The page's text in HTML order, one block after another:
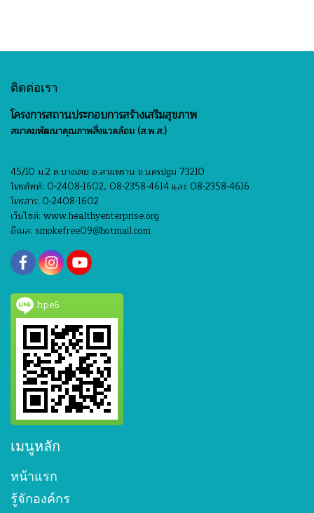
ติดต่อเรา
โครงการสถานประกอบการสร้างเสริมสุขภาพ
สมาคมพัฒนาคุณภาพสิ่งแวดล้อม (ส.พ.ส.)
45/10 ม.2 ต.บางเตย อ.สามพราน จ.นครปฐม 73210
โทรศัพท์: 0-2408-1602, 08-2358-4614 และ 08-2358-4616
โทรสาร: 0-2408-1602
เว็บไซต์: www.healthyenterprise.org
อีเมล: smokefree09@hotmail.com
hpe6
เมนูหลัก
หน้าแรก
รู้จักองค์กร